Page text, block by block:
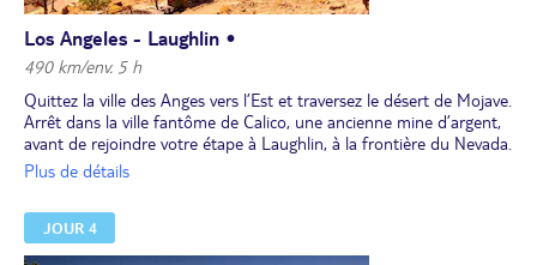
Los Angeles - Laughlin •
490 km/env. 5 h
Quittez la ville des Anges vers l’Est et traversez le désert de Mojave.
Arrêt dans la ville fantôme de Calico, une ancienne mine d’argent,
avant de rejoindre votre étape à Laughlin, à la frontière du Nevada.
Profitez de la soirée pour réviser les règles des jeux de hasard les
long du fleuve Colorado.
Plus de détails
JOUR 4